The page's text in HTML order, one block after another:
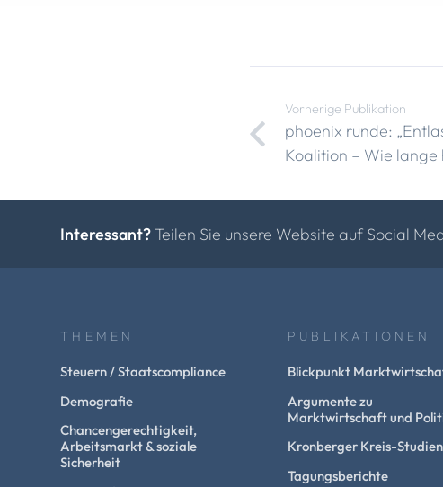
Vorherige Publikation
phoenix runde:
Koalition – Wie
Interessant? Teilen Sie unsere Website auf Social
THEMEN
Steuern / Staatscompliance
Demografie
Chancengerechtigkeit,
Arbeitsmarkt & soziale
Sicherheit
PUBLIKATIONEN
Blickpunkt
Argumente zu
Marktwirtschaft und
Kronberger Kreis-Studien
Tagungsberichte